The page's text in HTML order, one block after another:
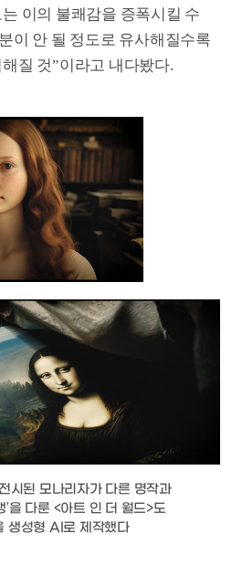
는 아니다. 장르 영화제로
생성형 AI로 만든 작품을
에 이어 올해 역시
의 AI 실무 워크숍을
래를 위해 AI 작품과 유관
상황이다.
고 있는 조양일 단장은
킹이 많이 달라졌듯
께해 왔다”면서 “AI 역시
예술적인 시나리오 안에
올 것”이라고 말했다.
도 그 사용은 이미 거스를
가했다. 막연한
로 생성형 AI를 활용해볼
경이다. 박재수 대표는
인 상황이라 이미 일거리가
다”면서 “제작자라면
를 낮추고 투자 가능성을
높일 수 있다”고 강조했다.
서 인간이 일자리를
회를 얻을 수 있다는